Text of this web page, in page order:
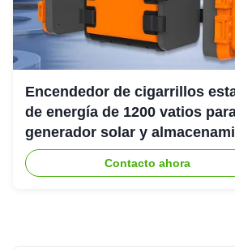
Encendedor de cigarrillos
de energía de 1200 vatios
generador solar y
de energía
Contacto ahora